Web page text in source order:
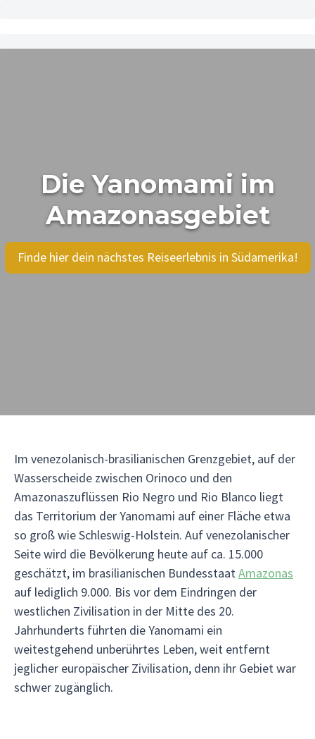
Die Yanomami im
Amazonasgebiet
Finde hier dein nächstes Reiseerlebnis in Südamerika!
Im venezolanisch-brasilianischen Grenzgebiet, auf der
Wasserscheide zwischen Orinoco und den
Amazonaszuflüssen Rio Negro und Rio Blanco liegt
das Territorium der Yanomami auf einer Fläche etwa
so groß wie Schleswig-Holstein. Auf venezolanischer
Seite wird die Bevölkerung heute auf ca. 15.000
geschätzt, im brasilianischen BundesstaatAmazonas
auf lediglich 9.000. Bis vor dem Eindringen der
westlichen Zivilisation in der Mitte des 20.
Jahrhunderts führten die Yanomami ein
weitestgehend unberührtes Leben, weit entfernt
jeglicher europäischer Zivilisation, denn ihr Gebiet war
schwer zugänglich.